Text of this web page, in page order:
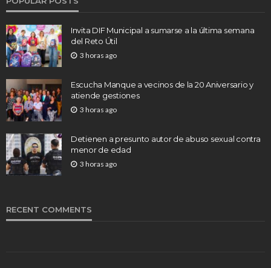
Invita DIF Municipal a sumarse a la última semana
del Reto Útil
3 horas ago
Escucha Manque a vecinos de la 20 Aniversario y
atiende gestiones
3 horas ago
Detienen a presunto autor de abuso sexual contra
menor de edad
3 horas ago
RECENT COMMENTS